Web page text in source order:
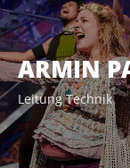
ARMIN
Leitung Technik